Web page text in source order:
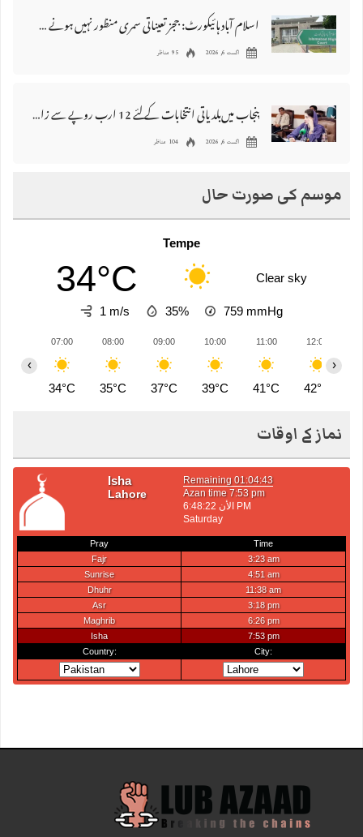
اسلام آباد ہائیکورٹ: ججز تعیناتی سمری منظور نہیں‌ ہونے کے خٌلاف فیصلہ محفوظ
اگست 6, 2026 95 مناظر
پنجاب میں‌بلدیاتی انتخابات کے لئے 12 ارب روپے سے زائد مختص کرنے کی منظوری
اگست 6, 2026 104 مناظر
موسم کی صورت حال
Tempe
34°C Clear sky
1 m/s 35% 759 mmHg
07:00
34°C
08:00
35°C
09:00
37°C
10:00
39°C
11:00
41°C
12:00
42°C
‹ ›
نماز کے اوقات